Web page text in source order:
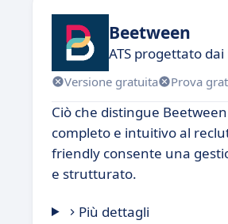
Beetween
ATS progettato
Versione gratuita Prova
Ciò che distingue
completo e intuitivo al
friendly consente una
e strutturato.
Più dettagli